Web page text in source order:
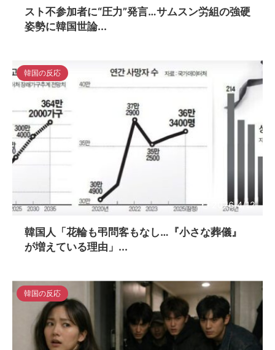
スト不参加者に“圧力”発言…サムスン労組の強硬
姿勢に韓国世論...
2026/4/12
韓国の反応
韓国人「花輪も弔問客もなし…『小さな葬儀』
が増えている理由」...
韓国の反応